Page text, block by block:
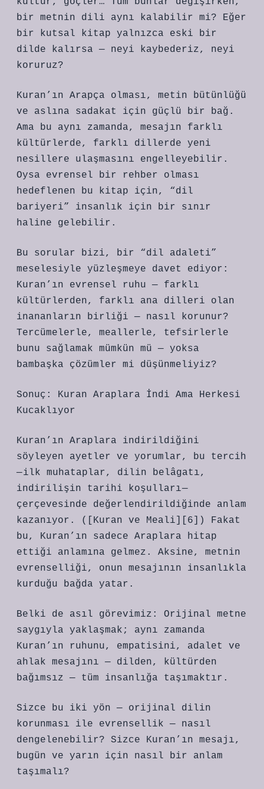
bir metnin dili aynı kalabilir mi? Eğer
bir kutsal kitap yalnızca eski bir
dilde kalırsa — neyi kaybederiz, neyi
koruruz?
Kuran’ın Arapça olması, metin bütünlüğü
ve aslına sadakat için güçlü bir bağ.
Ama bu aynı zamanda, mesajın farklı
kültürlerde, farklı dillerde yeni
nesillere ulaşmasını engelleyebilir.
Oysa evrensel bir rehber olması
hedeflenen bu kitap için, “dil
bariyeri” insanlık için bir sınır
haline gelebilir.
Bu sorular bizi, bir “dil adaleti”
meselesiyle yüzleşmeye davet ediyor:
Kuran’ın evrensel ruhu — farklı
kültürlerden, farklı ana dilleri olan
inananların birliği — nasıl korunur?
Tercümelerle, meallerle, tefsirlerle
bunu sağlamak mümkün mü — yoksa
bambaşka çözümler mi düşünmeliyiz?
Sonuç: Kuran Araplara İndi Ama Herkesi
Kucaklıyor
Kuran’ın Araplara indirildiğini
söyleyen ayetler ve yorumlar, bu tercih
— ilk muhataplar, dilin belâgatı,
indirilişin tarihi koşulları —
çerçevesinde değerlendirildiğinde anlam
kazanıyor. ([Kuran ve Meali][6]) Fakat
bu, Kuran’ın sadece Araplara hitap
ettiği anlamına gelmez. Aksine, metnin
evrenselliği, onun mesajının insanlıkla
kurduğu bağda yatar.
Belki de asıl görevimiz: Orijinal metne
saygıyla yaklaşmak; aynı zamanda
Kuran’ın ruhunu, empatisini, adalet ve
ahlak mesajını — dilden, kültürden
bağımsız — tüm insanlığa taşımaktır.
Sizce bu iki yön — orijinal dilin
korunması ile evrensellik — nasıl
dengelenebilir? Sizce Kuran’ın mesajı,
bugün ve yarın için nasıl bir anlam
taşımalı?